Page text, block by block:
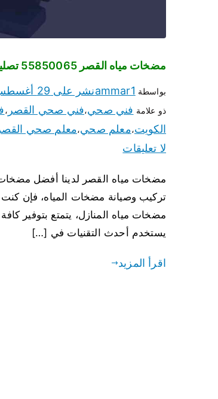
مضخات مياه القصر 55850065 تصليح اتوماتيك مضخة مياه الكويت
بواسطة ammar1نشر على 29 أغسطس، 2020
ذو علامة فني صحي،فني صحي القصر ،
الكويت،معلم صحي،معلم صحي
لا تعليقات
تركيب وصيانة مضخات المياه، فإن
مضخات مياه المنازل، يتمتع بتوفير
يستخدم أحدث التقنيات في […]
اقرأ المزيد